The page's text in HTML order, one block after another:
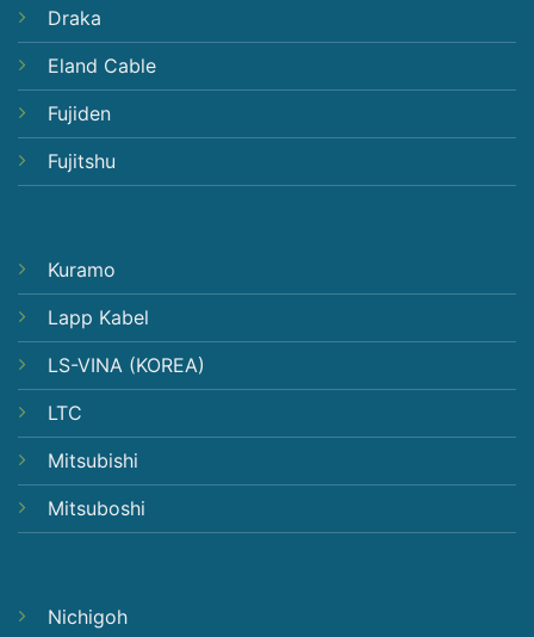
Draka
Eland Cable
Fujiden
Fujitshu
Kuramo
Lapp Kabel
LS-VINA (KOREA)
LTC
Mitsubishi
Mitsuboshi
Nichigoh